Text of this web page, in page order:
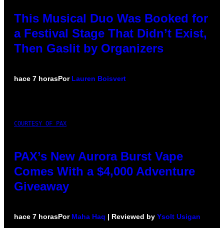
This Musical Duo Was Booked for
a Festival Stage That Didn’t Exist,
Then Gaslit by Organizers
hace 7 horasPor Lauren Boisvert
COURTESY OF PAX
PAX’s New Aurora Burst Vape
Comes With a $4,000 Adventure
Giveaway
hace 7 horasPor Maha Haq | Reviewed by Ysolt Usigan